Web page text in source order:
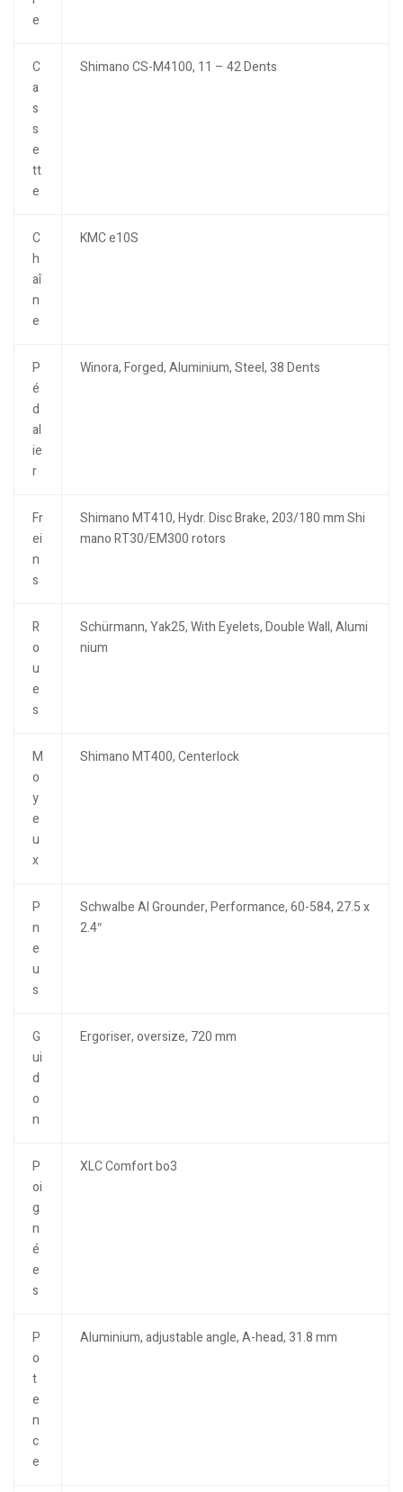
e
C
a
s
s
e
tt
e
Shimano CS-M4100, 11 – 42 Dents
C
h
aî
n
e
KMC e10S
P
é
d
al
ie
r
Winora, Forged, Aluminium, Steel, 38 Dents
Fr
ei
n
s
Shimano MT410, Hydr. Disc Brake, 203/180 mm Shi
mano RT30/EM300 rotors
R
o
u
e
s
Schürmann, Yak25, With Eyelets, Double Wall, Alumi
nium
M
o
y
e
u
x
Shimano MT400, Centerlock
P
n
e
u
s
Schwalbe Al Grounder, Performance, 60-584, 27.5 x
2.4″
G
ui
d
o
n
Ergoriser, oversize, 720 mm
P
oi
g
n
é
e
s
XLC Comfort bo3
P
o
t
e
n
c
e
Aluminium, adjustable angle, A-head, 31.8 mm